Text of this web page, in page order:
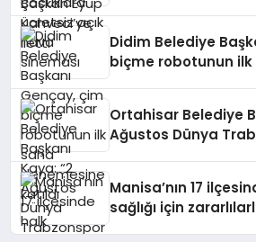
Didim Belediye
biçme robotunun ilk
Ortahisar Belediye
Ağustos Dünya
Manisa’nın 17
sağlığı için